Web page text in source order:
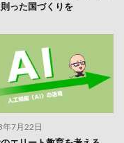
った国づくりを
年7月22日